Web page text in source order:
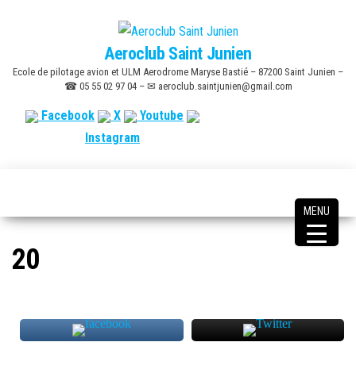
content
Aeroclub Saint Junien
Ecole de pilotage avion et ULM Aerodrome Maryse Bastié – 87200 Saint Junien –
☎ 05 55 02 97 04 – ✉ aeroclub.saintjunien@gmail.com
Facebook X
Youtube
Instagram
20
MENU